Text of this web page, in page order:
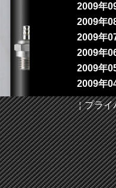
2009年
2009年
2009年
2009年
2009年
2009年
￤プライ